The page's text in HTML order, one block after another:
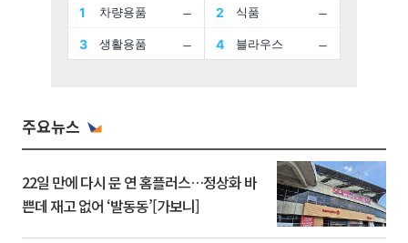
주요뉴스
22일 만에 다시 문 연 홈플러스…정상화 바
쁜데 재고 없어 ‘발동동’[가보니]